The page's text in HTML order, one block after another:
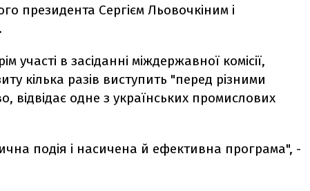
президента Сергієм Льовочкіним і
участі в засіданні міждержавної комісії,
кілька разів виступить "перед різними
відвідає одне з українських промислових
подія і насичена й ефективна програма", -